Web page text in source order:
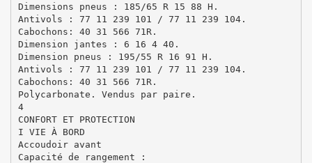
Dimensions pneus : 185/65 R 15 88 H.
Antivols : 77 11 239 101 / 77 11 239 104.
Cabochons: 40 31 566 71R.
Dimension jantes : 6 16 4 40.
Dimension pneus : 195/55 R 16 91 H.
Antivols : 77 11 239 101 / 77 11 239 104.
Cabochons: 40 31 566 71R.
Polycarbonate. Vendus par paire.
4
CONFORT ET PROTECTION
I VIE À BORD
Accoudoir avant
Capacité de rangement :